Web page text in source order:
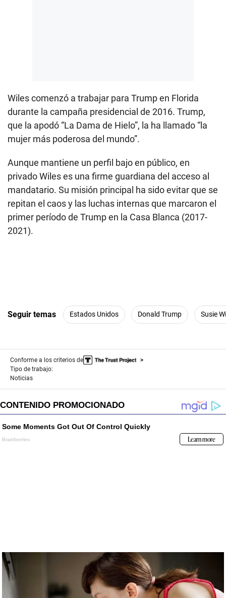
Wiles comenzó a trabajar para Trump en Florida
durante la campaña presidencial de 2016. Trump,
que la apodó “La Dama de Hielo”, la ha llamado “la
mujer más poderosa del mundo”.
Aunque mantiene un perfil bajo en público, en
privado Wiles es una firme guardiana del acceso al
mandatario. Su misión principal ha sido evitar que se
repitan el caos y las luchas internas que marcaron el
primer período de Trump en la Casa Blanca (2017-
2021).
Seguir temas Estados Unidos Donald Trump Susie
Conforme a los criterios de
Tipo de trabajo:
Noticias